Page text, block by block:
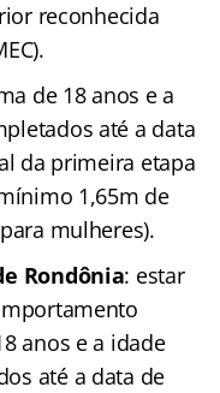
reconhecida
de 18 anos e a
até a data
da primeira etapa
1,65m de
mulheres).
Rondônia: estar
anos e a idade
até a data de